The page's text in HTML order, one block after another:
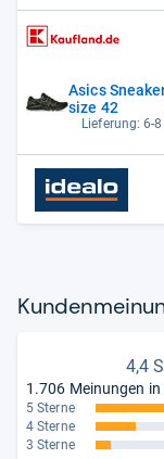
Asics
size 42
Lieferung: 6-
4,4
1.706 Meinungen in
5 Sterne
4 Sterne
3 Sterne